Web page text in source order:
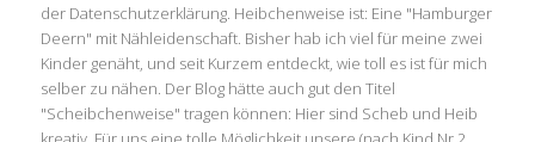
der Datenschutzerklärung. Heibchenweise ist: Eine "Hamburger
Deern" mit Nähleidenschaft. Bisher hab ich viel für meine zwei
Kinder genäht, und seit Kurzem entdeckt, wie toll es ist für mich
selber zu nähen. Der Blog hätte auch gut den Titel
"Scheibchenweise" tragen können: Hier sind Scheb und Heib